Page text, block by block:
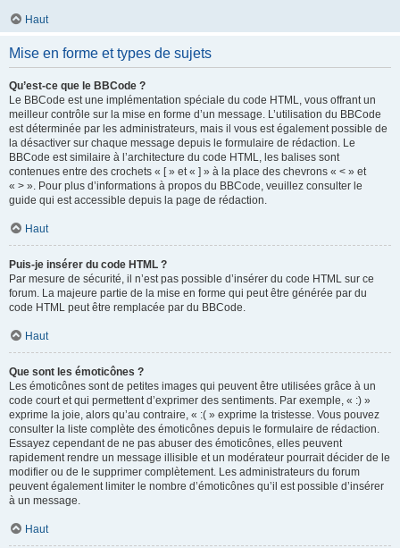
Haut
Mise en forme et types de sujets
Qu’est-ce que le BBCode ?
Le BBCode est une implémentation spéciale du code HTML, vous offrant un
meilleur contrôle sur la mise en forme d’un message. L’utilisation du BBCode
est déterminée par les administrateurs, mais il vous est également possible de
la désactiver sur chaque message depuis le formulaire de rédaction. Le
BBCode est similaire à l’architecture du code HTML, les balises sont
contenues entre des crochets « [ » et « ] » à la place des chevrons « < » et
« > ». Pour plus d’informations à propos du BBCode, veuillez consulter le
guide qui est accessible depuis la page de rédaction.
Haut
Puis-je insérer du code HTML ?
Par mesure de sécurité, il n’est pas possible d’insérer du code HTML sur ce
forum. La majeure partie de la mise en forme qui peut être générée par du
code HTML peut être remplacée par du BBCode.
Haut
Que sont les émoticônes ?
Les émoticônes sont de petites images qui peuvent être utilisées grâce à un
code court et qui permettent d’exprimer des sentiments. Par exemple, « :) »
exprime la joie, alors qu’au contraire, « :( » exprime la tristesse. Vous pouvez
consulter la liste complète des émoticônes depuis le formulaire de rédaction.
Essayez cependant de ne pas abuser des émoticônes, elles peuvent
rapidement rendre un message illisible et un modérateur pourrait décider de le
modifier ou de le supprimer complètement. Les administrateurs du forum
peuvent également limiter le nombre d’émoticônes qu’il est possible d’insérer
à un message.
Haut